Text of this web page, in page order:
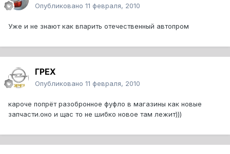
Опубликовано 11 февраля, 2010
Уже и не знают как впарить отечественный автопром
ГРЕХ
Опубликовано 11 февраля, 2010
кароче попрёт разобронное фуфло в магазины как новые
запчасти.оно и щас то не шибко новое там лежит)))